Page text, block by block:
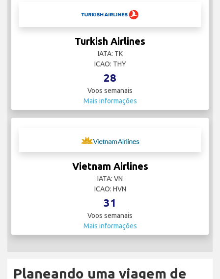
Turkish Airlines
IATA: TK
ICAO: THY
28
Voos semanais
Mais informações
Vietnam Airlines
IATA: VN
ICAO: HVN
31
Voos semanais
Mais informações
Planeando uma viagem de